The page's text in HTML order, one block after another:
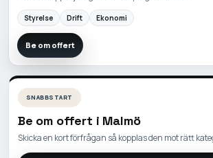
Styrelse Drift Ekonomi
Be om offert
SNABBSTART
Be om offert i Malmö
Skicka en kort förfrågan så kopplas den mot rätt